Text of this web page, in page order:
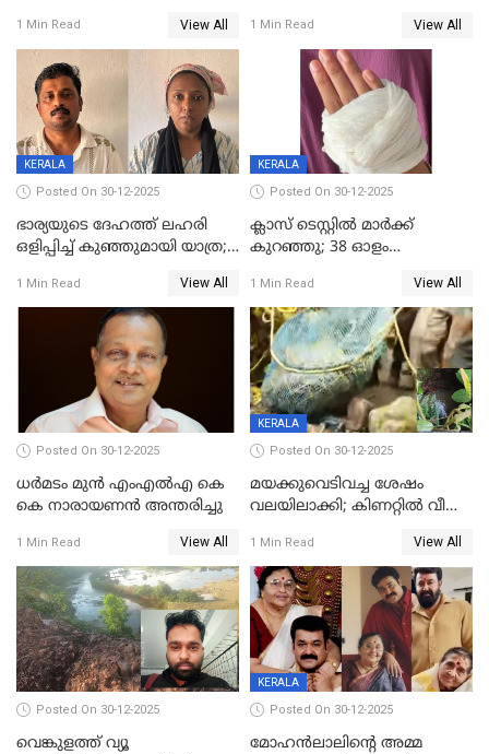
മലയാളി യുവാവിന്റെ ഭാര്യയും
മരിച്ചു
1 Min Read View All
നോട്ടീസയച്ച് ഉമാ തോമസ്
1 Min Read View All
KERALA
Posted On 30-12-2025
ഭാര്യയുടെ ദേഹത്ത് ലഹരി
ഒളിപ്പിച്ച് കുഞ്ഞുമായി യാത്ര;
പിടികൂടി പൊലീസ്
1 Min Read View All
KERALA
Posted On 30-12-2025
ക്ലാസ് ടെസ്റ്റിൽ മാർക്ക്
കുറഞ്ഞു; 38 ഓളം
സെന്ററിലെ അധ്യാപകന്‍
മർദിച്ചതായി പരാതി
1 Min Read View All
Posted On 30-12-2025
ധർമടം മുൻ എംഎല്‍എ കെ
കെ നാരായണന്‍ അന്തരിച്ചു
1 Min Read View All
KERALA
Posted On 30-12-2025
മയക്കുവെടിവച്ച ശേഷം
വലയിലാക്കി; കിണറ്റിൽ വീണ
1 Min Read View All
Posted On 30-12-2025
വെങ്കുളത്ത് വ്യൂ
KERALA
Posted On 30-12-2025
മോഹന്‍ലാലിന്‍റെ അമ്മ